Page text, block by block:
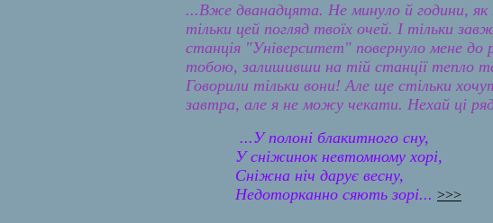
...Вже дванадцята. Не минуло й години, як
тільки цей погляд твоїх очей. І тільки
станція "Університет" повернуло мене до
тобою, залишивши на тій станції тепло
Говорили тільки вони! Але ще стільки
завтра, але я не можу чекати. Нехай ці
...У полоні блакитного сну,
У сніжинок невтомному хорі,
Сніжна ніч дарує весну,
Недоторканно сяють зорі... >>>